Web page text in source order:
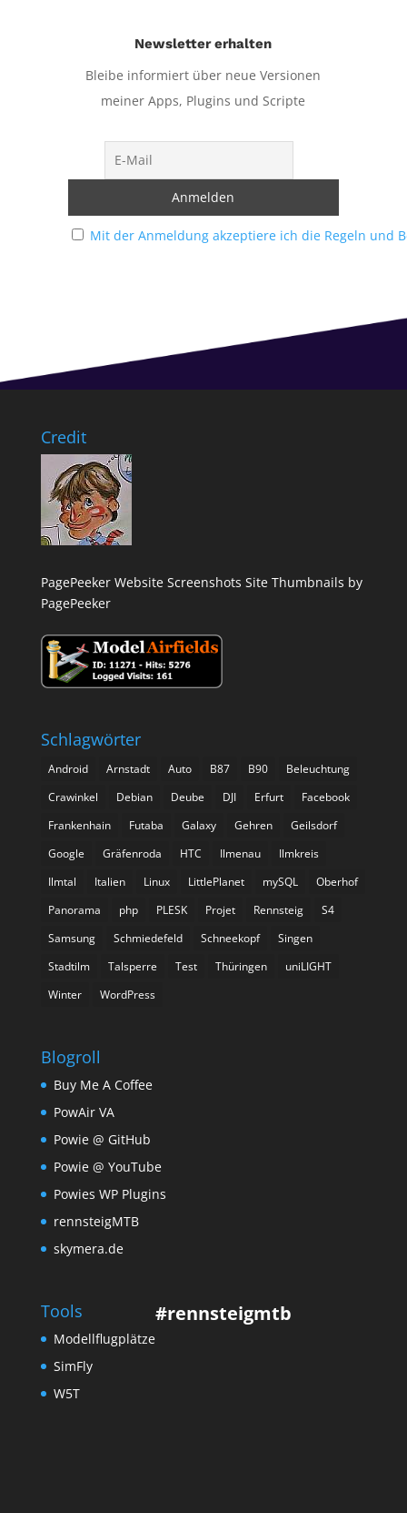
Newsletter erhalten
Bleibe informiert über neue Versionen
meiner Apps, Plugins und Scripte
Mit der Anmeldung akzeptiere ich die Regeln und
Credit
PagePeeker Website Screenshots Site Thumbnails by
PagePeeker
Schlagwörter
Android Arnstadt Auto B87 B90
Beleuchtung
Crawinkel
Debian Deube DJI Erfurt
Facebook
Frankenhain
Futaba Galaxy Gehren
Geilsdorf
Google
Gräfenroda HTC Ilmenau
Ilmkreis
Ilmtal
Italien Linux LittlePlanet mySQL
Oberhof
Panorama
php PLESK Projet Rennsteig
S4
Samsung
Schmiedefeld Schneekopf
Singen
Stadtilm
Talsperre Test Thüringen
uniLIGHT
Winter
WordPress
Blogroll
Buy Me A Coffee
PowAir VA
Powie @ GitHub
Powie @ YouTube
Powies WP Plugins
rennsteigMTB
skymera.de
Tools
Modellflugplätze
SimFly
W5T
#rennsteigmtb